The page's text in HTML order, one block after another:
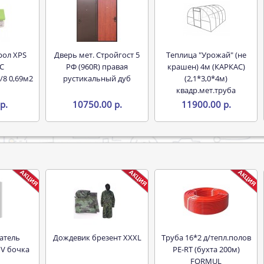
0,69м2
Дверь мет. Стройгост 5
РФ (960R) правая
рустикальный дуб
10750.00 р.
Теплица "Урожай" (не
крашен) 4м (КАРКАС)
(2,1*3,0*4м)
квадр.мет.труба
11900.00 р.
V бочка
Дождевик брезент XXXL
Труба 16*2 д/тепл.полов
PE-RT (бухта 200м)
FORMUL